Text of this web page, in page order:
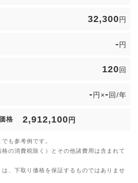
32,300円
-円
120回
-円×-回/年
格 2,912,100 円
も参考例です。
格の消費税除く）とその他諸費用は含まれて
、下取り価格を保証するものではありませ